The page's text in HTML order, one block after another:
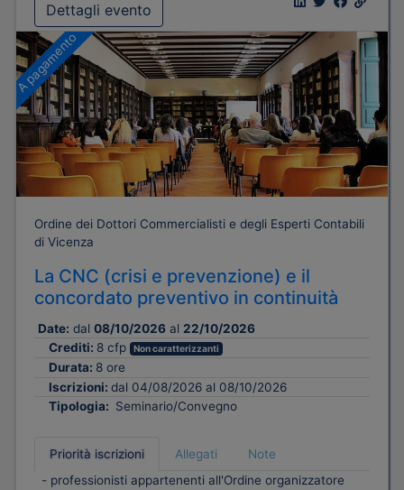
Dettagli evento
A pagamento
Ordine dei Dottori Commercialisti e degli Esperti Contabili
di Vicenza
La CNC (crisi e prevenzione) e il
concordato preventivo in continuità
Date: dal 08/10/2026 al 22/10/2026
Crediti: 8 cfp Non caratterizzanti
Durata: 8 ore
Iscrizioni: dal 04/08/2026 al 08/10/2026
Tipologia: Seminario/Convegno
Priorità iscrizioni Allegati
Note
- professionisti appartenenti all'Ordine organizzatore